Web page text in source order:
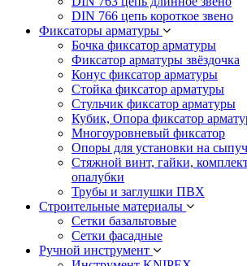
DIN 766 цепь короткое звено
Фиксаторы арматуры
Бочка фиксатор арматуры
Фиксатор арматуры звёздочка
Конус фиксатор арматуры
Стойка фиксатор арматуры
Стульчик фиксатор арматуры
Кубик, Опора фиксатор
Многоуровневый фиксатор
Опоры для установки на
Стяжной винт, гайки,
опалубки
Трубы и заглушки ПВХ
Строительные материалы
Сетки базальтовые
Сетки фасадные
Ручной инструмент